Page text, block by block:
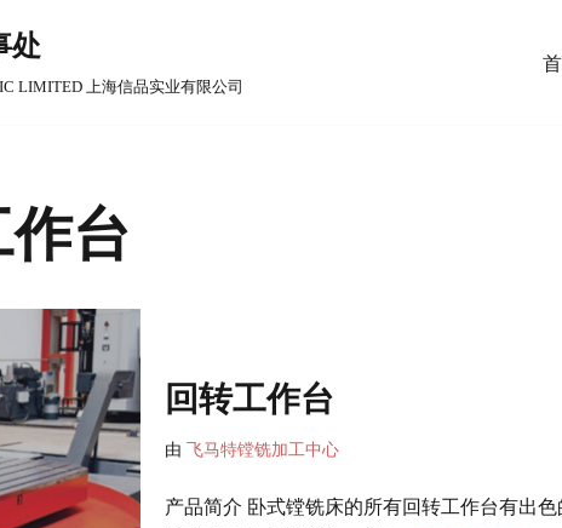
处
LIMITED 上海信品实业有限公司
台
回转工作台
由 飞马特镗铣加工中心
产品简介 卧式镗铣床的所有回转工作台有出